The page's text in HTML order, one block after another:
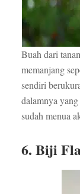
Buah dari
memanjang
sendiri
dalamnya
sudah menua
6. Biji